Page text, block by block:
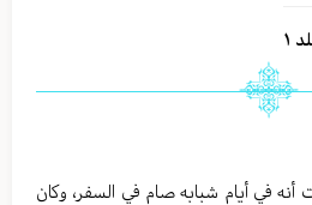
١
في أيام شبابه صام في السفر، وكان